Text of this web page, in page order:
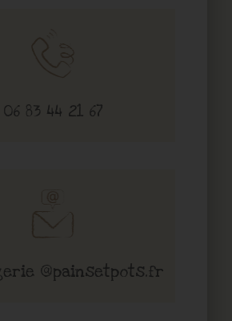
06 83 44 21 67
@painsetpots.fr